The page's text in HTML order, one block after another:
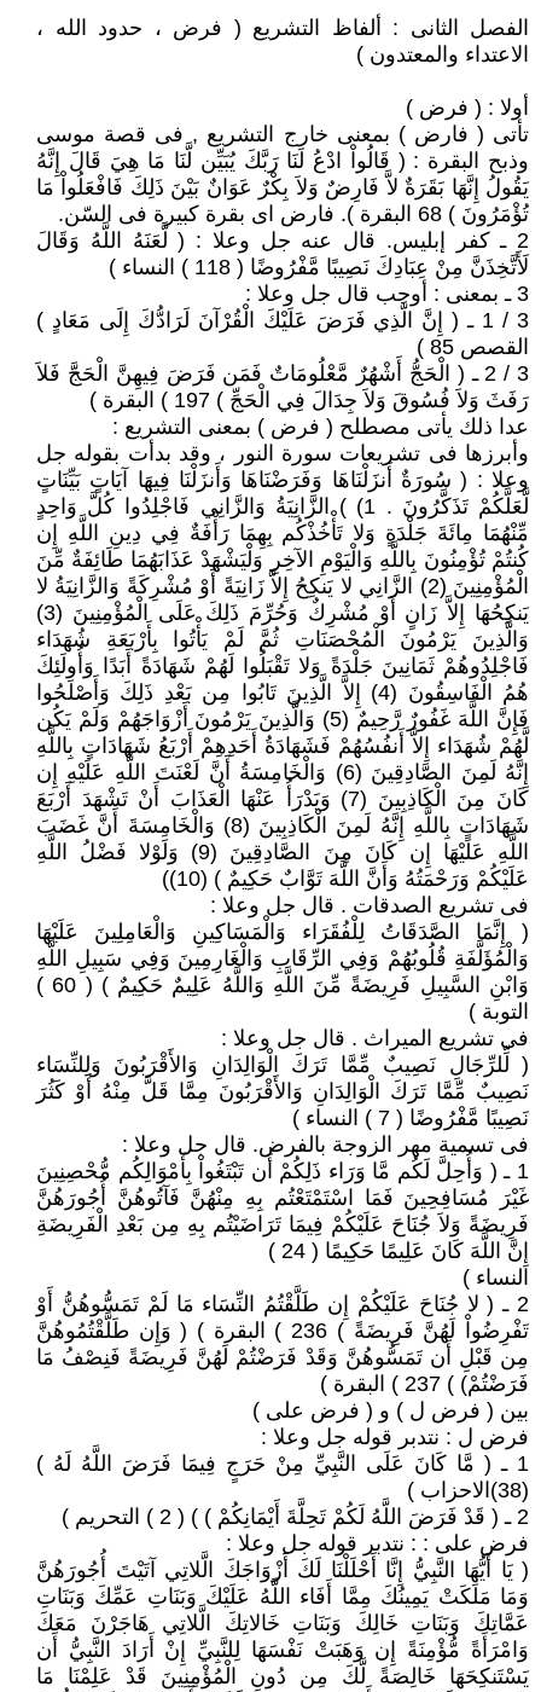
الفصل الثانى : ألفاظ التشريع ( فرض ، حدود الله ،
الاعتداء والمعتدون )
أولا : ( فرض )
تأتى ( فارض ) بمعنى خارج التشريع , فى قصة موسى
وذبح البقرة : ( قَالُواْ ادْعُ لَنَا رَبَّكَ يُبَيِّن لَّنَا مَا هِيَ قَالَ إِنَّهُ
يَقُولُ إِنَّهَا بَقَرَةٌ لاَّ فَارِضٌ وَلاَ بِكْرٌ عَوَانٌ بَيْنَ ذَلِكَ فَافْعَلُواْ مَا
تُؤْمَرُونَ ) 68 البقرة ). فارض اى بقرة كبيرة فى السّن.
2 ـ كفر إبليس. قال عنه جل وعلا : ( لَّعَنَهُ اللَّهُ وَقَالَ
لَأَتَّخِذَنَّ مِنْ عِبَادِكَ نَصِيبًا مَّفْرُوضًا ( 118 ) النساء )
3 ـ بمعنى : أوجب قال جل وعلا :
3 / 1 ـ ( إِنَّ الَّذِي فَرَضَ عَلَيْكَ الْقُرْآنَ لَرَادُّكَ إِلَى مَعَادٍ )
القصص 85 )
3 / 2 ـ ( الْحَجُّ أَشْهُرٌ مَّعْلُومَاتٌ فَمَن فَرَضَ فِيهِنَّ الْحَجَّ فَلاَ
رَفَثَ وَلاَ فُسُوقَ وَلاَ جِدَالَ فِي الْحَجِّ ) 197 ) البقرة )
عدا ذلك يأتى مصطلح ( فرض ) بمعنى التشريع :
وأبرزها فى تشريعات سورة النور ، وقد بدأت بقوله جل
وعلا : ( سُورَةٌ أَنزَلْنَاهَا وَفَرَضْنَاهَا وَأَنزَلْنَا فِيهَا آيَاتٍ بَيِّنَاتٍ
لَّعَلَّكُمْ تَذَكَّرُونَ . 1) ) الزَّانِيَةُ وَالزَّانِي فَاجْلِدُوا كُلَّ وَاحِدٍ
مِّنْهُمَا مِائَةَ جَلْدَةٍ وَلا تَأْخُذْكُم بِهِمَا رَأْفَةٌ فِي دِينِ اللَّهِ إِن
كُنتُمْ تُؤْمِنُونَ بِاللَّهِ وَالْيَوْمِ الآخِرِ وَلْيَشْهَدْ عَذَابَهُمَا طَائِفَةٌ مِّنَ
الْمُؤْمِنِينَ (2) الزَّانِي لا يَنكِحُ إِلاَّ زَانِيَةً أَوْ مُشْرِكَةً وَالزَّانِيَةُ لا
يَنكِحُهَا إِلاَّ زَانٍ أَوْ مُشْرِكٌ وَحُرِّمَ ذَلِكَ عَلَى الْمُؤْمِنِينَ (3)
وَالَّذِينَ يَرْمُونَ الْمُحْصَنَاتِ ثُمَّ لَمْ يَأْتُوا بِأَرْبَعَةِ شُهَدَاء
فَاجْلِدُوهُمْ ثَمَانِينَ جَلْدَةً وَلا تَقْبَلُوا لَهُمْ شَهَادَةً أَبَدًا وَأُولَئِكَ
هُمُ الْفَاسِقُونَ (4) إِلاَّ الَّذِينَ تَابُوا مِن بَعْدِ ذَلِكَ وَأَصْلَحُوا
فَإِنَّ اللَّهَ غَفُورٌ رَّحِيمٌ (5) وَالَّذِينَ يَرْمُونَ أَزْوَاجَهُمْ وَلَمْ يَكُن
لَّهُمْ شُهَدَاء إِلاَّ أَنفُسُهُمْ فَشَهَادَةُ أَحَدِهِمْ أَرْبَعُ شَهَادَاتٍ بِاللَّهِ
إِنَّهُ لَمِنَ الصَّادِقِينَ (6) وَالْخَامِسَةُ أَنَّ لَعْنَتَ اللَّهِ عَلَيْهِ إِن
كَانَ مِنَ الْكَاذِبِينَ (7) وَيَدْرَأُ عَنْهَا الْعَذَابَ أَنْ تَشْهَدَ أَرْبَعَ
شَهَادَاتٍ بِاللَّهِ إِنَّهُ لَمِنَ الْكَاذِبِينَ (8) وَالْخَامِسَةَ أَنَّ غَضَبَ
اللَّهِ عَلَيْهَا إِن كَانَ مِنَ الصَّادِقِينَ (9) وَلَوْلا فَضْلُ اللَّهِ
عَلَيْكُمْ وَرَحْمَتُهُ وَأَنَّ اللَّهَ تَوَّابٌ حَكِيمٌ ) (10))
فى تشريع الصدقات . قال جل وعلا :
( إِنَّمَا الصَّدَقَاتُ لِلْفُقَرَاء وَالْمَسَاكِينِ وَالْعَامِلِينَ عَلَيْهَا
وَالْمُؤَلَّفَةِ قُلُوبُهُمْ وَفِي الرِّقَابِ وَالْغَارِمِينَ وَفِي سَبِيلِ اللَّهِ
وَابْنِ السَّبِيلِ فَرِيضَةً مِّنَ اللَّهِ وَاللَّهُ عَلِيمٌ حَكِيمٌ ) ( 60 )
التوبة )
فى تشريع الميراث . قال جل وعلا :
( لِّلرِّجَالِ نَصِيبٌ مِّمَّا تَرَكَ الْوَالِدَانِ وَالأَقْرَبُونَ وَلِلنِّسَاء
نَصِيبٌ مِّمَّا تَرَكَ الْوَالِدَانِ وَالأَقْرَبُونَ مِمَّا قَلَّ مِنْهُ أَوْ كَثُرَ
نَصِيبًا مَّفْرُوضًا ( 7 ) النساء )
فى تسمية مهر الزوجة بالفرض. قال جل وعلا :
1 ـ ( وَأُحِلَّ لَكُم مَّا وَرَاء ذَلِكُمْ أَن تَبْتَغُواْ بِأَمْوَالِكُم مُّحْصِنِينَ
غَيْرَ مُسَافِحِينَ فَمَا اسْتَمْتَعْتُم بِهِ مِنْهُنَّ فَآتُوهُنَّ أُجُورَهُنَّ
فَرِيضَةً وَلاَ جُنَاحَ عَلَيْكُمْ فِيمَا تَرَاضَيْتُم بِهِ مِن بَعْدِ الْفَرِيضَةِ
إِنَّ اللَّهَ كَانَ عَلِيمًا حَكِيمًا ( 24 )
النساء )
2 ـ ( لا جُنَاحَ عَلَيْكُمْ إِن طَلَّقْتُمُ النِّسَاء مَا لَمْ تَمَسُّوهُنُّ أَوْ
تَفْرِضُواْ لَهُنَّ فَرِيضَةً ) 236 ) البقرة ) ( وَإِن طَلَّقْتُمُوهُنَّ
مِن قَبْلِ أَن تَمَسُّوهُنَّ وَقَدْ فَرَضْتُمْ لَهُنَّ فَرِيضَةً فَنِصْفُ مَا
فَرَضْتُمْ) ) 237 ) البقرة )
بين ( فرض ل ) و ( فرض على )
فرض ل : نتدبر قوله جل وعلا :
1 ـ ( مَّا كَانَ عَلَى النَّبِيِّ مِنْ حَرَجٍ فِيمَا فَرَضَ اللَّهُ لَهُ )
(38)الاحزاب )
2 ـ ( قَدْ فَرَضَ اللَّهُ لَكُمْ تَحِلَّةَ أَيْمَانِكُمْ ) ) ( 2 ) التحريم )
فرض على : : نتدبر قوله جل وعلا :
( يَا أَيُّهَا النَّبِيُّ إِنَّا أَحْلَلْنَا لَكَ أَزْوَاجَكَ الَّلاتِي آتَيْتَ أُجُورَهُنَّ
وَمَا مَلَكَتْ يَمِينُكَ مِمَّا أَفَاء اللَّهُ عَلَيْكَ وَبَنَاتِ عَمِّكَ وَبَنَاتِ
عَمَّاتِكَ وَبَنَاتِ خَالِكَ وَبَنَاتِ خَالاتِكَ الَّلاتِي هَاجَرْنَ مَعَكَ
وَامْرَأَةً مُّؤْمِنَةً إِن وَهَبَتْ نَفْسَهَا لِلنَّبِيِّ إِنْ أَرَادَ النَّبِيُّ أَن
يَسْتَنكِحَهَا خَالِصَةً لَّكَ مِن دُونِ الْمُؤْمِنِينَ قَدْ عَلِمْنَا مَا